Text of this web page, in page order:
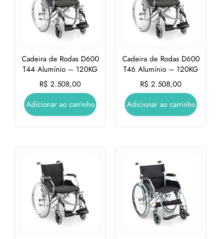
Cadeira de Rodas D600
T44 Alumínio – 120KG
R$ 2.508,00
Adicionar ao carrinho
Cadeira de Rodas D600
T46 Alumínio – 120KG
R$ 2.508,00
Adicionar ao carrinho